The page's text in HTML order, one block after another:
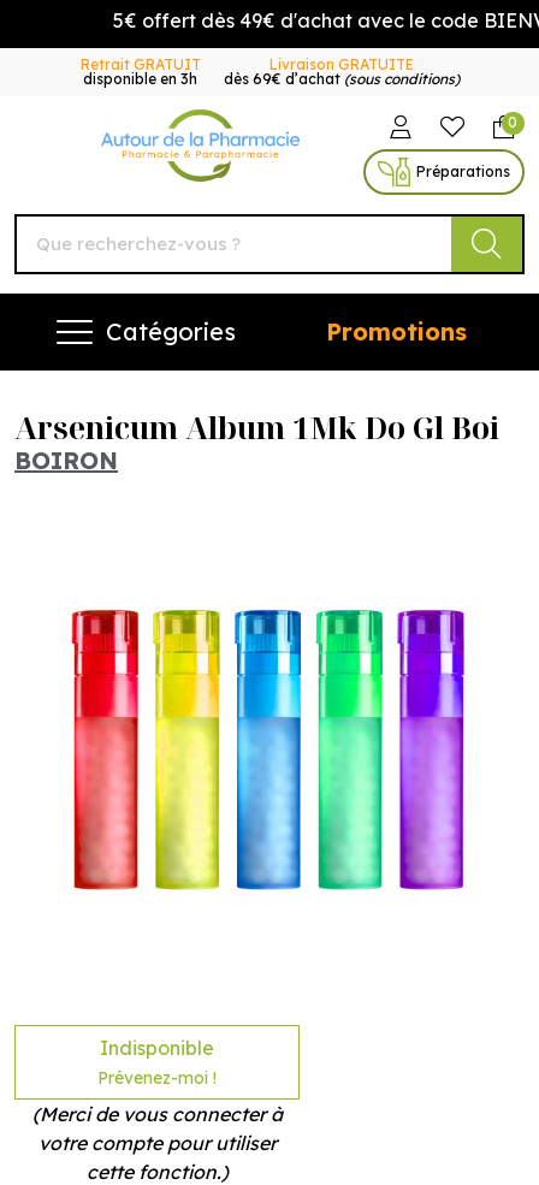
5€ offert dès 49€ d'achat avec le code
Retrait GRATUIT
disponible en 3h
Livraison GRATUITE
dès 69€ d’achat (sous conditions)
Autour de la Pharmacie
0
Préparations
Catégories Promotions
Arsenicum Album 1Mk Do Gl Boi
BOIRON
Indisponible
Prévenez-moi !
(Merci de vous connecter à
votre compte pour utiliser
cette fonction.)